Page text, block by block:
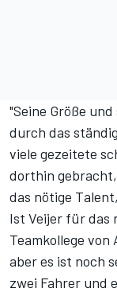
"Seine Größe
durch das
viele gezeitete
dorthin
das nötige
Ist Veijer für das
Teamkollege von
aber es ist noch
zwei Fahrer und